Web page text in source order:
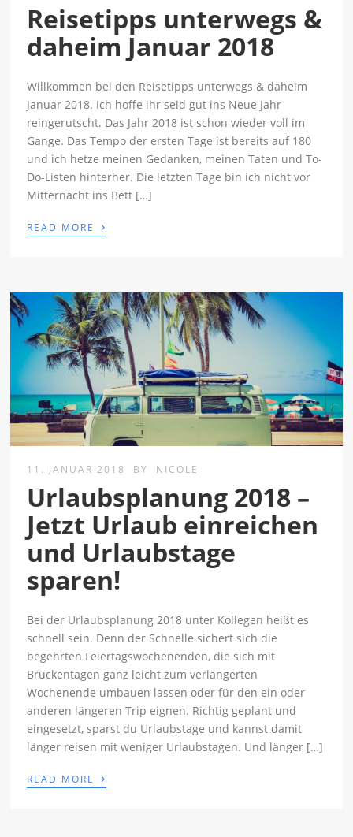
Reisetipps unterwegs &
daheim Januar 2018
Willkommen bei den Reisetipps unterwegs & daheim
Januar 2018. Ich hoffe ihr seid gut ins Neue Jahr
reingerutscht. Das Jahr 2018 ist schon wieder voll im
Gange. Das Tempo der ersten Tage ist bereits auf 180
und ich hetze meinen Gedanken, meinen Taten und To-
Do-Listen hinterher. Die letzten Tage bin ich nicht vor
Mitternacht ins Bett […]
READ MORE ›
11. JANUAR 2018 BY NICOLE
Urlaubsplanung 2018 –
Jetzt Urlaub einreichen
und Urlaubstage
sparen!
Bei der Urlaubsplanung 2018 unter Kollegen heißt es
schnell sein. Denn der Schnelle sichert sich die
begehrten Feiertagswochenenden, die sich mit
Brückentagen ganz leicht zum verlängerten
Wochenende umbauen lassen oder für den ein oder
anderen längeren Trip eignen. Richtig geplant und
eingesetzt, sparst du Urlaubstage und kannst damit
länger reisen mit weniger Urlaubstagen. Und länger […]
READ MORE ›